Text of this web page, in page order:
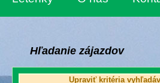
Hľadanie zájazdov